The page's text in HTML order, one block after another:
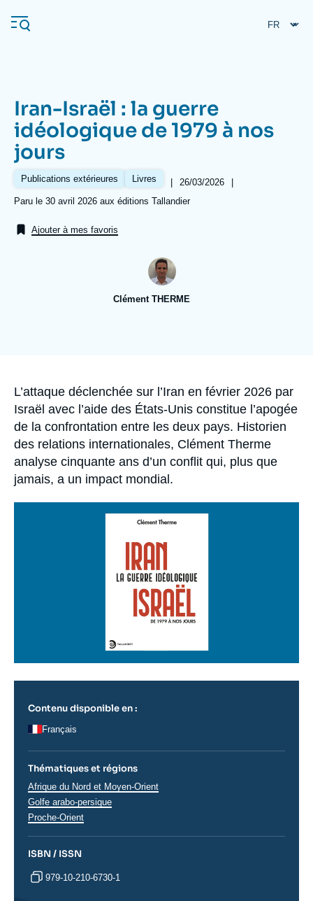
au
contenu
Navigation
principale
L'Ifri
Analyses
Iran-Israël : la guerre
idéologique de 1979 à nos
jours
Publications extérieures Livres |
Date
de
26/03/2026
|
Références
Paru le 30 avril 2026 aux éditions Tallandier
Ajouter à mes favoris
Clément THERME
Accroche
L’attaque déclenchée sur l’Iran en février 2026 par
Israël avec l’aide des États-Unis constitue l’apogée
de la confrontation entre les deux pays. Historien
des relations internationales, Clément Therme
analyse cinquante ans d’un conflit qui, plus que
jamais, a un impact mondial.
Contenu disponible en :
Français
Thématiques et régions
Régions
Afrique du Nord et Moyen-Orient
Golfe arabo-persique
Proche-Orient
ISBN / ISSN
979-10-210-6730-1